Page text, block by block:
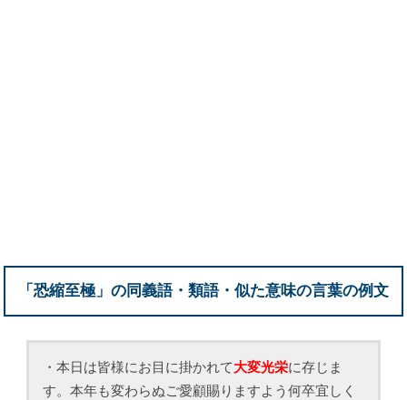
「恐縮至極」の同義語・類語・似た意味の言葉の例文
・本日は皆様にお目に掛かれて大変光栄に存じま
す。本年も変わらぬご愛顧賜りますよう何卒宜しく